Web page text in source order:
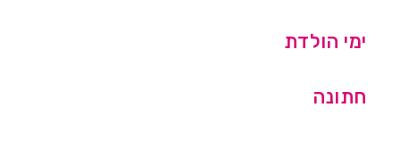
ימי הולדת
חתונה